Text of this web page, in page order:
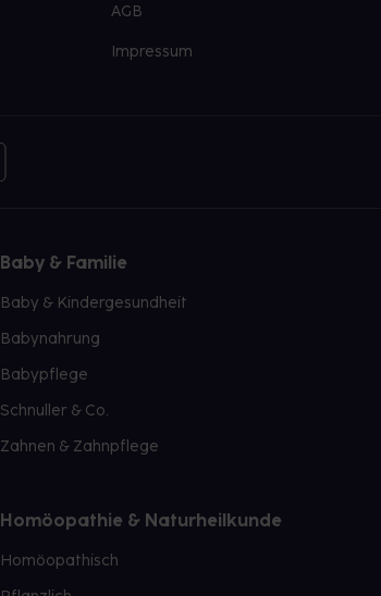
AGB
Impressum
Baby & Familie
Baby & Kindergesundheit
Babynahrung
Babypflege
Schnuller & Co.
Zahnen & Zahnpflege
Homöopathie & Naturheilkunde
Homöopathisch